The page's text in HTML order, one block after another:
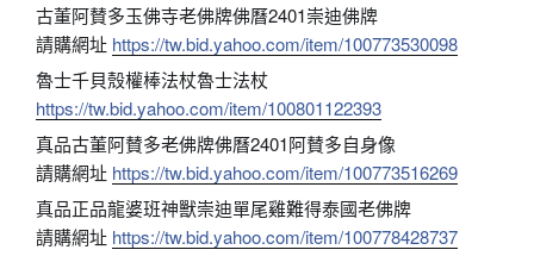
古董阿賛多玉佛寺老佛牌佛曆2401崇迪佛牌
請購網址 https://tw.bid.yahoo.com/item/100773530098
魯士千貝殼權棒法杖魯士法杖
https://tw.bid.yahoo.com/item/100801122393
真品古董阿賛多老佛牌佛曆2401阿賛多自身像
請購網址 https://tw.bid.yahoo.com/item/100773516269
真品正品龍婆班神獸崇迪單尾雞難得泰國老佛牌
請購網址 https://tw.bid.yahoo.com/item/100778428737